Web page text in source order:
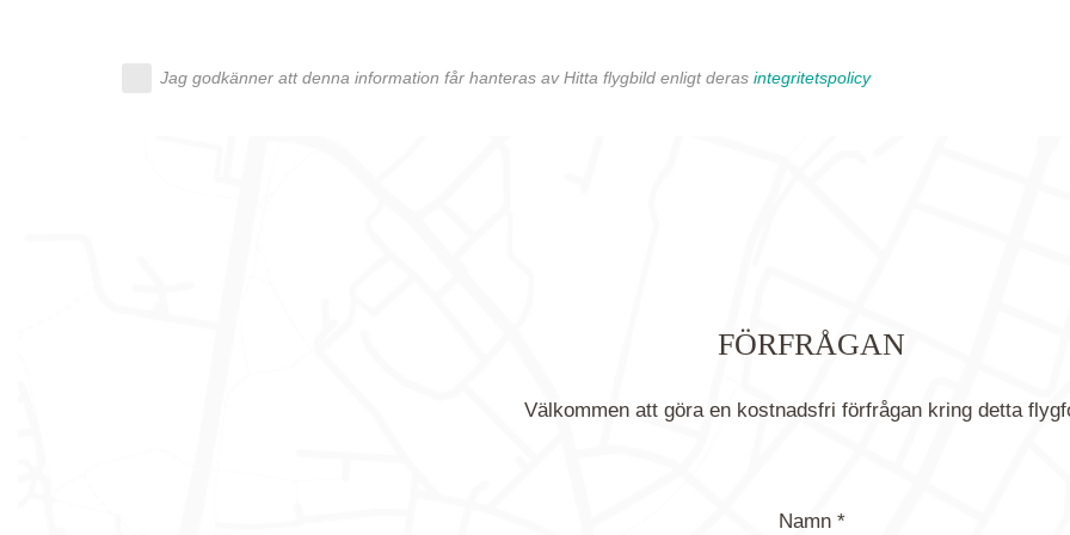
Jag godkänner att denna information får hanteras av Hitta flygbild enligt deras integritetspolicy
FÖRFRÅGAN
Välkommen att göra en kostnadsfri förfrågan kring detta
Namn *